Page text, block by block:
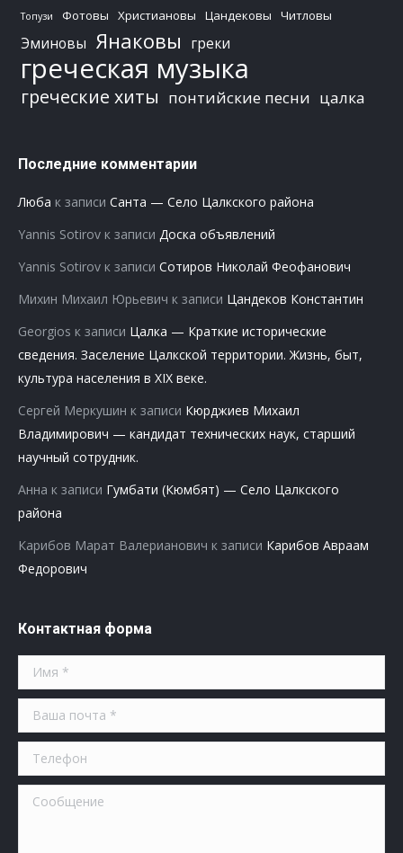
Топузи Фотовы Христиановы Цандековы Читловы
Эминовы Янаковы греки
греческая музыка
греческие хиты понтийские песни цалка
Последние комментарии
Люба к записи Санта — Село Цалкского района
Yannis Sotirov к записи Доска объявлений
Yannis Sotirov к записи Сотиров Николай Феофанович
Михин Михаил Юрьевич к записи Цандеков Константин
Georgios к записи Цалка — Краткие исторические
сведения. Заселение Цалкской территории. Жизнь, быт,
культура населения в XIX веке.
Сергей Меркушин к записи Кюрджиев Михаил
Владимирович — кандидат технических наук, старший
научный сотрудник.
Анна к записи Гумбати (Кюмбят) — Село Цалкского
района
Карибов Марат Валерианович к записи Карибов Авраам
Федорович
Контактная форма
Имя *
Ваша почта *
Телефон
Сообщение